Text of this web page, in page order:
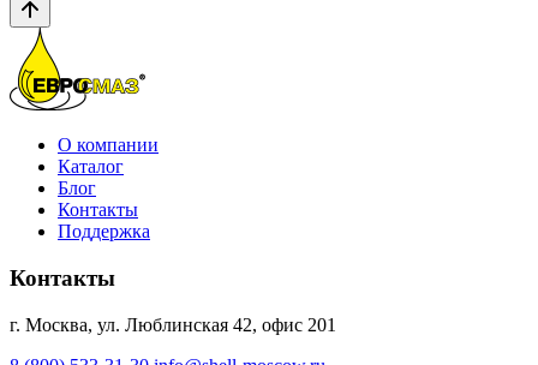
О компании
Каталог
Блог
Контакты
Поддержка
Контакты
г. Москва, ул. Люблинская 42, офис 201